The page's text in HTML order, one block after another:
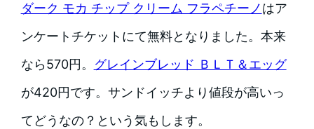
ダーク モカ チップ クリーム フラペチーノはア
ンケートチケットにて無料となりました。本来
なら570円。
グレインブレッド ＢＬＴ＆エッグ
が420円です。サンドイッチより値段が高いっ
てどうなの？という気もします。